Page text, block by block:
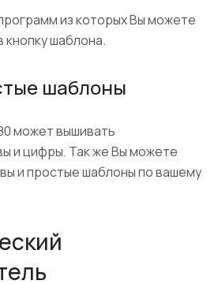
из которых Вы можете
кнопку шаблона.
шаблоны
может вышивать
и цифры. Так же Вы можете
и простые шаблоны по вашему